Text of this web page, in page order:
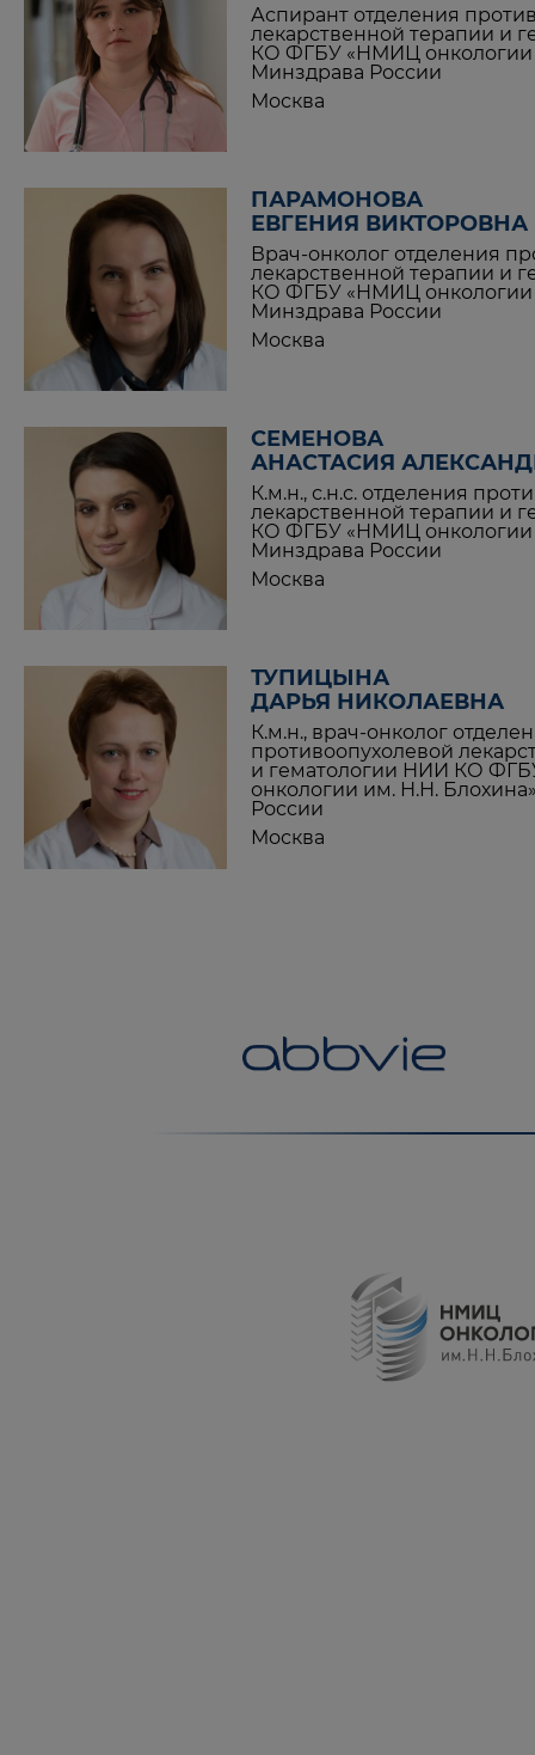
Аспирант отделения
лекарственной терапии и
КО ФГБУ «НМИЦ онкологии
Минздрава России
Москва
ПАРАМОНОВА
ЕВГЕНИЯ ВИКТОРОВНА
Врач-онколог отделения
лекарственной терапии и
КО ФГБУ «НМИЦ онкологии
Минздрава России
Москва
СЕМЕНОВА
АНАСТАСИЯ
К.м.н., с.н.с. отделения
лекарственной терапии и
КО ФГБУ «НМИЦ онкологии
Минздрава России
Москва
ТУПИЦЫНА
ДАРЬЯ НИКОЛАЕВНА
К.м.н., врач-онколог
противоопухолевой
и гематологии НИИ КО
онкологии им. Н.Н.
России
Москва